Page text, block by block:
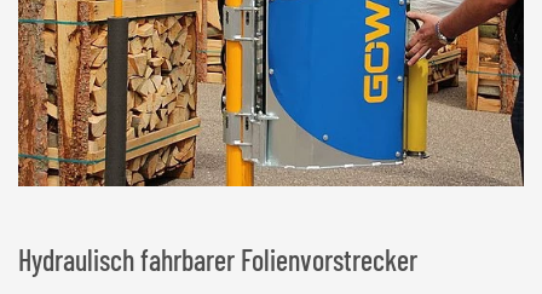
Hydraulisch fahrbarer Folienvorstrecker